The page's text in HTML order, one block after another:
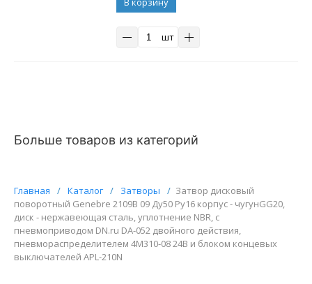
шт
Больше товаров из категорий
Главная / Каталог / Затворы / Затвор дисковый
поворотный Genebre 2109В 09 Ду50 Ру16 корпус - чугунGG20,
диск - нержавеющая сталь, уплотнение NBR, с
пневмоприводом DN.ru DA-052 двойного действия,
пневмораспределителем 4M310-08 24В и блоком концевых
выключателей APL-210N